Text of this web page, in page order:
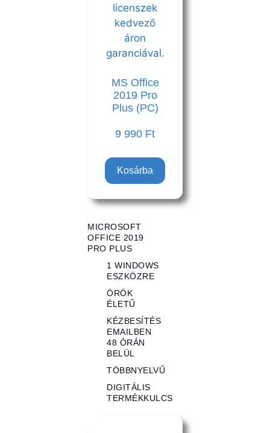
MS Office
2019 Pro
Plus (PC)
9 990 Ft
Kosárba
MICROSOFT
OFFICE 2019
PRO PLUS
1 WINDOWS
ESZKÖZRE
ÖRÖK
ÉLETŰ
KÉZBESÍTÉS
EMAILBEN
48 ÓRÁN
BELÜL
TÖBBNYELVŰ
DIGITÁLIS
TERMÉKKULCS